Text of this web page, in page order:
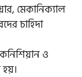
মেকানিক্যাল
চাহিদা
ও